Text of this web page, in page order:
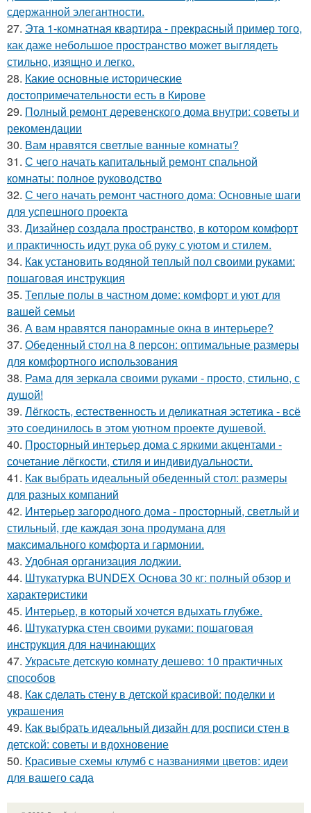
сдержанной элегантности.
27. Эта 1-комнатная квартира - прекрасный пример того,
как даже небольшое пространство может выглядеть
стильно, изящно и легко.
28. Какие основные исторические
достопримечательности есть в Кирове
29. Полный ремонт деревенского дома внутри: советы и
рекомендации
30. Вам нравятся светлые ванные комнаты?
31. С чего начать капитальный ремонт спальной
комнаты: полное руководство
32. С чего начать ремонт частного дома: Основные шаги
для успешного проекта
33. Дизайнер создала пространство, в котором комфорт
и практичность идут рука об руку с уютом и стилем.
34. Как установить водяной теплый пол своими руками:
пошаговая инструкция
35. Теплые полы в частном доме: комфорт и уют для
вашей семьи
36. А вам нравятся панорамные окна в интерьере?
37. Обеденный стол на 8 персон: оптимальные размеры
для комфортного использования
38. Рама для зеркала своими руками - просто, стильно, с
душой!
39. Лёгкость, естественность и деликатная эстетика - всё
это соединилось в этом уютном проекте душевой.
40. Просторный интерьер дома с яркими акцентами -
сочетание лёгкости, стиля и индивидуальности.
41. Как выбрать идеальный обеденный стол: размеры
для разных компаний
42. Интерьер загородного дома - просторный, светлый и
стильный, где каждая зона продумана для
максимального комфорта и гармонии.
43. Удобная организация лоджии.
44. Штукатурка BUNDEX Основа 30 кг: полный обзор и
характеристики
45. Интерьер, в который хочется вдыхать глубже.
46. Штукатурка стен своими руками: пошаговая
инструкция для начинающих
47. Украсьте детскую комнату дешево: 10 практичных
способов
48. Как сделать стену в детской красивой: поделки и
украшения
49. Как выбрать идеальный дизайн для росписи стен в
детской: советы и вдохновение
50. Красивые схемы клумб с названиями цветов: идеи
для вашего сада